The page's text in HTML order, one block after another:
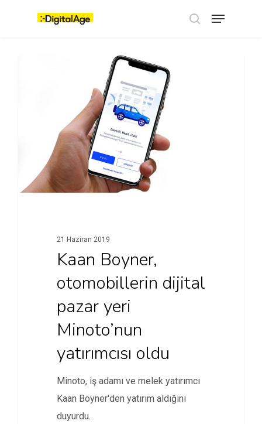
Menu
21 Haziran 2019
Kaan Boyner,
otomobillerin dijital
pazar yeri
Minoto’nun
yatırımcısı oldu
Minoto, iş adamı ve melek yatırımcı
Kaan Boyner'den yatırım aldığını
duyurdu.